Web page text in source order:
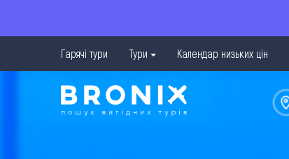
Гарячі тури Тури Календар низьких цін